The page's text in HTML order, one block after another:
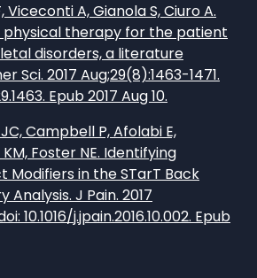
Viceconti A, Gianola S, Ciuro A.
therapy for the patient
disorders, a literature
Sci. 2017 Aug;29(8):1463-1471.
Epub 2017 Aug 10.
Campbell P, Afolabi E,
Foster NE. Identifying
in the STarT Back
Analysis. J Pain. 2017
10.1016/j.jpain.2016.10.002. Epub